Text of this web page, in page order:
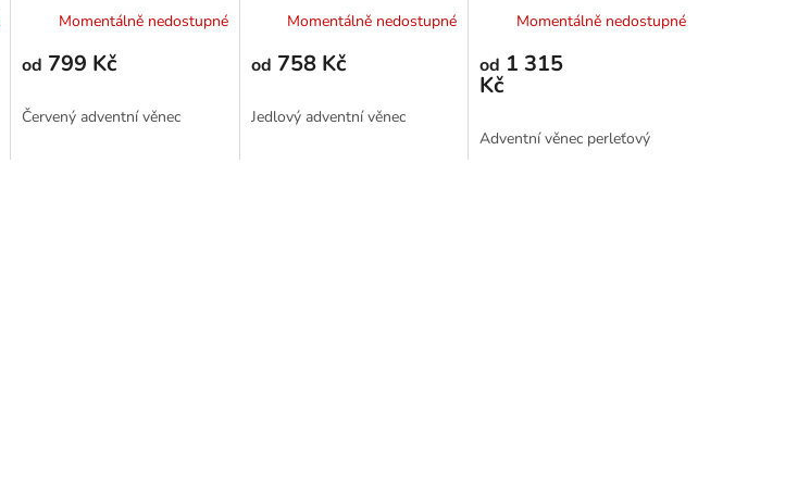
Momentálně nedostupné
od 799 Kč
Červený adventní věnec
Momentálně nedostupné
od 758 Kč
Jedlový adventní věnec
Momentálně nedostupné
od 1 315
Kč
Adventní věnec perleťový